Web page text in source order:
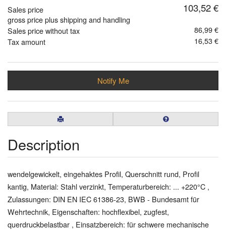
Sales price 103,52 €
gross price plus shipping and handling
Sales price without tax
86,99 €
Tax amount
16,53 €
Notify Me
Description
wendelgewickelt, eingehaktes Profil, Querschnitt rund, Profil
kantig, Material: Stahl verzinkt, Temperaturbereich: ... +220°C ,
Zulassungen: DIN EN IEC 61386-23, BWB - Bundesamt für
Wehrtechnik, Eigenschaften: hochflexibel, zugfest,
querdruckbelastbar , Einsatzbereich: für schwere mechanische